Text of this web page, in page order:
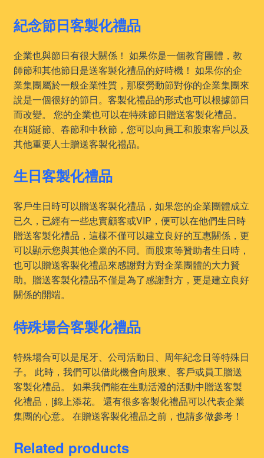
紀念節日客製化禮品
企業也與節日有很大關係！ 如果你是一個教育團體，教
師節和其他節日是送客製化禮品的好時機！ 如果你的企
業集團屬於一般企業性質，那麼勞動節對你的企業集團來
說是一個很好的節日。客製化禮品的形式也可以根據節日
而改變。 您的企業也可以在特殊節日贈送客製化禮品。
在耶誕節、春節和中秋節，您可以向員工和股東客戶以及
其他重要人士贈送客製化禮品。
生日客製化禮品
客戶生日時可以贈送客製化禮品，如果您的企業團體成立
已久，已經有一些忠實顧客或VIP，便可以在他們生日時
贈送客製化禮品，這樣不僅可以建立良好的互惠關係，更
可以顯示您與其他企業的不同。而股東等贊助者生日時，
也可以贈送客製化禮品來感謝對方對企業團體的大力贊
助。贈送客製化禮品不僅是為了感謝對方，更是建立良好
關係的開端。
特殊場合客製化禮品
特殊場合可以是尾牙、公司活動日、周年紀念日等特殊日
子。 此時，我們可以借此機會向股東、客戶或員工贈送
客製化禮品。 如果我們能在生動活潑的活動中贈送客製
化禮品，[錦上添花。 還有很多客製化禮品可以代表企業
集團的心意。 在贈送客製化禮品之前，也請多做參考！
Related products